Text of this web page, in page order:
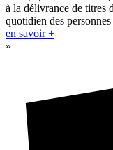
à la délivrance de titres
quotidien des personnes
en savoir +
»